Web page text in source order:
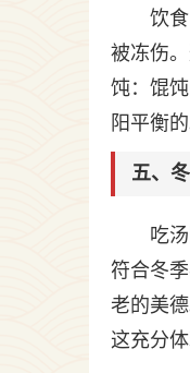
饮
被冻伤
饨：馄
阳平衡的
五、
吃
符合冬
老的美
这充分体